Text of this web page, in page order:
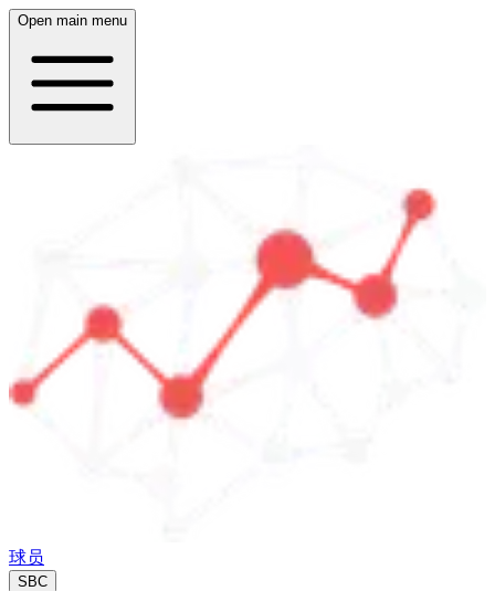
Open main menu
球员
SBC